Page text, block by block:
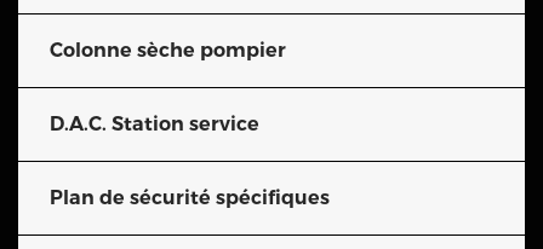
Colonne sèche pompier
D.A.C. Station service
Plan de sécurité spécifiques